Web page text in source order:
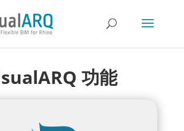
功能